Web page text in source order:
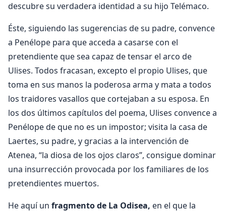
descubre su verdadera identidad a su hijo Telémaco.
Éste, siguiendo las sugerencias de su padre, convence
a Penélope para que acceda a casarse con el
pretendiente que sea capaz de tensar el arco de
Ulises. Todos fracasan, excepto el propio Ulises, que
toma en sus manos la poderosa arma y mata a todos
los traidores vasallos que cortejaban a su esposa. En
los dos últimos capítulos del poema, Ulises convence a
Penélope de que no es un impostor; visita la casa de
Laertes, su padre, y gracias a la intervención de
Atenea, “la diosa de los ojos claros”, consigue dominar
una insurrección provocada por los familiares de los
pretendientes muertos.
He aquí un fragmento de La Odisea, en el que la